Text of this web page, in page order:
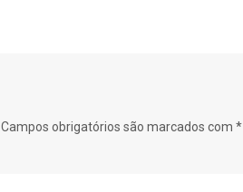
Campos obrigatórios são marcados com *